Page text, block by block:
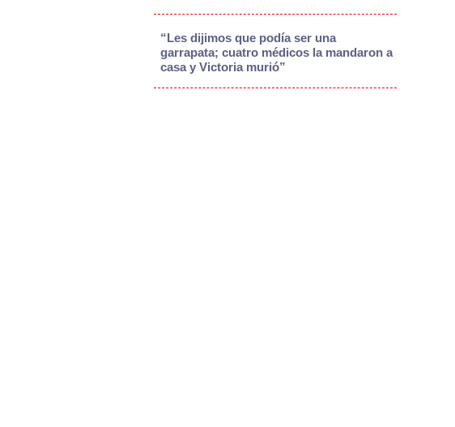
“Les dijimos que podía ser una
garrapata; cuatro médicos la mandaron a
casa y Victoria murió”